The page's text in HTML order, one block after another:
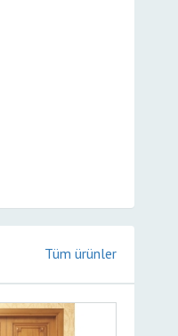
Tüm ürünler